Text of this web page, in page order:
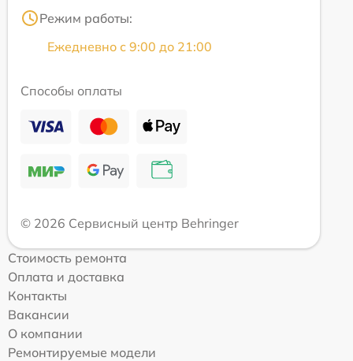
Режим работы:
Ежедневно с 9:00 до 21:00
Способы оплаты
© 2026 Сервисный центр Behringer
Стоимость ремонта
Оплата и доставка
Контакты
Вакансии
О компании
Ремонтируемые модели